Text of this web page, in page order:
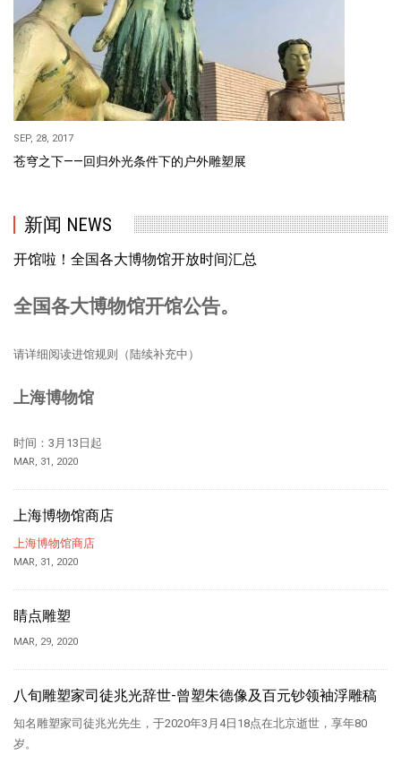
SEP, 28, 2017
苍穹之下——回归外光条件下的户外雕塑展
新闻 NEWS
开馆啦！全国各大博物馆开放时间汇总
全国各大博物馆开馆公告。
请详细阅读进馆规则（陆续补充中）
上海博物馆
时间：3月13日起
MAR, 31, 2020
上海博物馆商店
上海博物馆商店
MAR, 31, 2020
睛点雕塑
MAR, 29, 2020
八旬雕塑家司徒兆光辞世-曾塑朱德像及百元钞领袖浮雕稿
知名雕塑家司徒兆光先生，于2020年3月4日18点在北京逝世，享年80
岁。